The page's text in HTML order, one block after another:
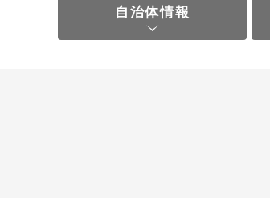
自治体情報